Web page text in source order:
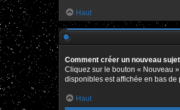
Haut
Comment créer un nouveau
Cliquez sur le bouton « Nouveau
disponibles est affichée en bas de
Haut